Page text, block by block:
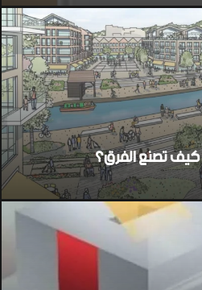
كيف تصنع الفرق؟